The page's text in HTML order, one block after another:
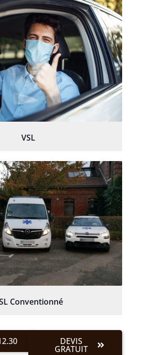
VSL
Conventionné
DEVIS
GRATUIT